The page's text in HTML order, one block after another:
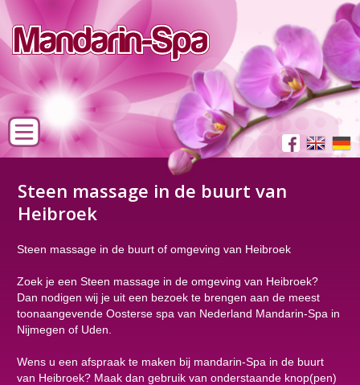
Steen massage in de buurt van
Heibroek
Steen massage in de buurt of omgeving van Heibroek
Zoek je een Steen massage in de omgeving van Heibroek?
Dan nodigen wij je uit een bezoek te brengen aan de meest
toonaangevende Oosterse spa van Nederland Mandarin-Spa in
Nijmegen of Uden.
Wens u een afspraak te maken bij mandarin-Spa in de buurt
van Heibroek? Maak dan gebruik van onderstaande knop(pen)